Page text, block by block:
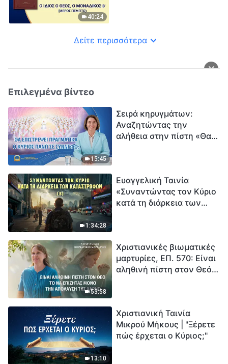
40:24
Δείτε περισσότερα
Επιλεγμένα βίντεο
15:45
Σειρά κηρυγμάτων:
Αναζητώντας την
αλήθεια στην πίστη «Θα
1:34:28
Ευαγγελική Ταινία
«Συναντώντας τον Κύριο
κατά τη διάρκεια των
εξαφάνισης». Οι
καταστροφές χτυπούν.
Ξεκινά η αντίστροφη
53:58
Χριστιανικές βιωματικές
μαρτυρίες, ΕΠ. 570: Είναι
αληθινή πίστη στον Θεό
13:10
Χριστιανική Ταινία
Μικρού Μήκους | "Ξέρετε
πώς έρχεται ο Κύριος;"